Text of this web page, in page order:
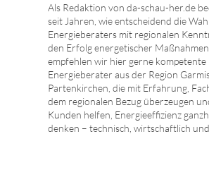
Als Redaktion von da-schau-her.de
seit Jahren, wie entscheidend die
Energieberaters mit regionalen
den Erfolg energetischer
empfehlen wir hier gerne kompetente
Energieberater aus der Region
Partenkirchen, die mit Erfahrung,
dem regionalen Bezug überzeugen
Kunden helfen, Energieeffizienz
denken – technisch, wirtschaftlich